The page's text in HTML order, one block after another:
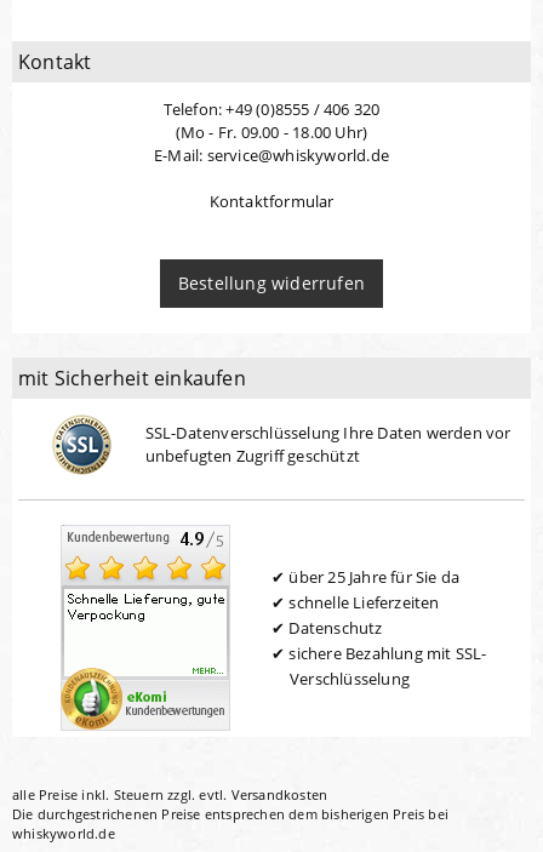
Kontakt
Telefon: +49 (0)8555 / 406 320
(Mo - Fr. 09.00 - 18.00 Uhr)
E-Mail: service@whiskyworld.de
Kontaktformular
Bestellung widerrufen
mit Sicherheit einkaufen
SSL-Datenverschlüsselung Ihre Daten werden vor
unbefugten Zugriff geschützt
über 25 Jahre für Sie da
schnelle Lieferzeiten
Datenschutz
sichere Bezahlung mit SSL-
Verschlüsselung
alle Preise inkl. Steuern zzgl. evtl. Versandkosten
Die durchgestrichenen Preise entsprechen dem bisherigen Preis bei
whiskyworld.de